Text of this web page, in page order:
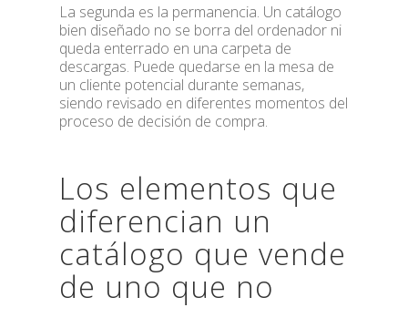
La segunda es la permanencia. Un catálogo
bien diseñado no se borra del ordenador ni
queda enterrado en una carpeta de
descargas. Puede quedarse en la mesa de
un cliente potencial durante semanas,
siendo revisado en diferentes momentos del
proceso de decisión de compra.
Los elementos que
diferencian un
catálogo que vende
de uno que no